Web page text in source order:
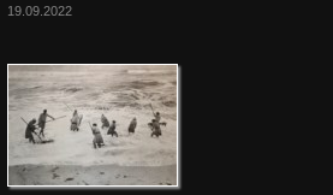
19.09.2022